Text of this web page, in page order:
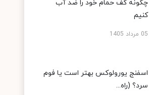
چگونه کف حمام خود را ضد آب
کنیم
05 مرداد 1405
اسفنج یورولوکس بهتر است یا فوم
سرد؟ (راه...